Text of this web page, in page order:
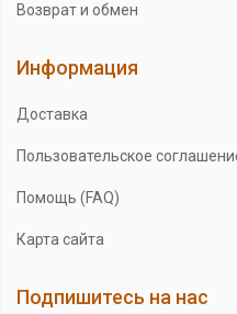
Возврат и обмен
Информация
Доставка
Пользовательское
Помощь (FAQ)
Карта сайта
Подпишитесь на нас